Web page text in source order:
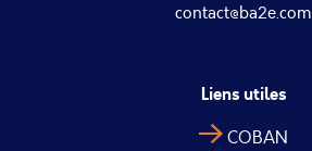
contact@ba2e.com
Liens utiles
COBAN